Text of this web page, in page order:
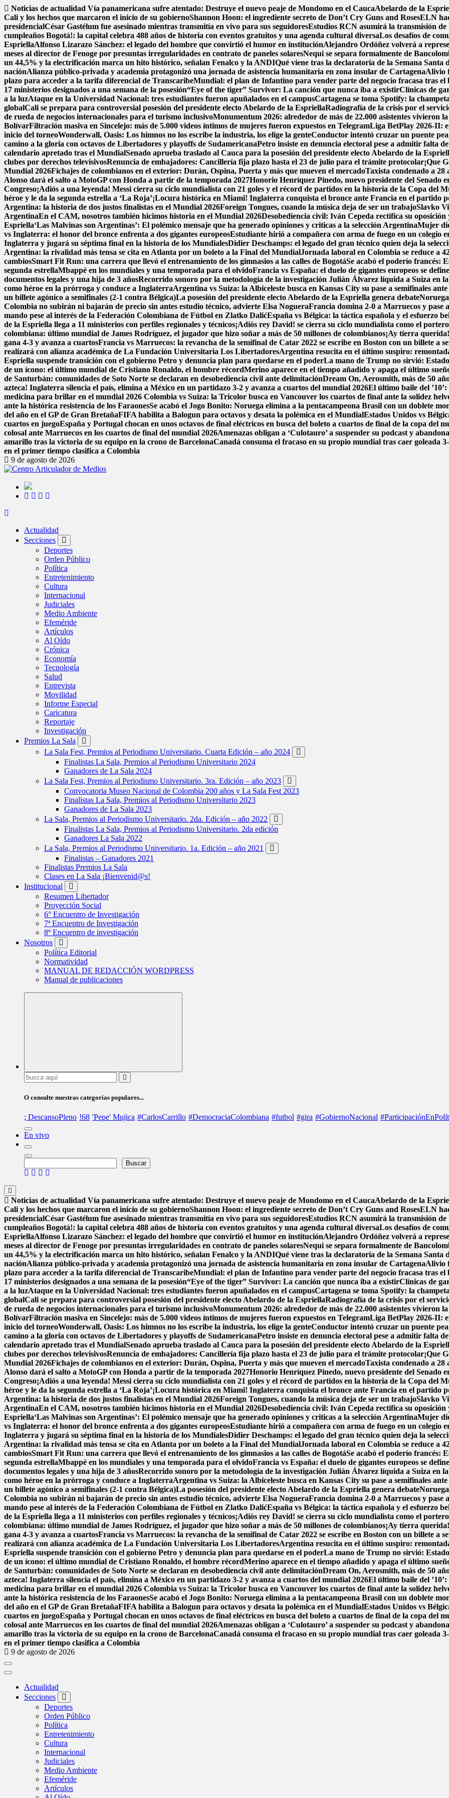
Saltar
al
contenido
Noticias de actualidad Vía panamericana sufre atentado: Destruye el nuevo peaje de Mondomo en el CaucaAbelardo de la
Cali y los hechos que marcaron el inicio de su gobiernoShannon Hoon: el ingrediente secreto de Don’t Cry Guns and RosesELN
presidencialCésar Gastélum fue asesinado mientras transmitía en vivo para sus seguidoresEstudios RCN asumirá la transmisión
cumpleaños Bogotá!: la capital celebra 488 años de historia con eventos gratuitos y una agenda cultural diversaLos desafíos de
EspriellaAlfonso Lizarazo Sánchez: el legado del hombre que convirtió el humor en instituciónAlejandro Ordóñez volverá a
meses al director de Fenoge por presuntas irregularidades en contrato de paneles solaresNequi se separa formalmente de
un 44,5% y la electrificación marca un hito histórico, señalan Fenalco y la ANDIQué viene tras la declaratoria de la Semana
naciónAlianza público-privada y academia protagonizó una jornada de asistencia humanitaria en zona insular de CartagenaAlivio
plazo para acceder a la tarifa diferencial de TranscaribeMundial: el plan de Infantino para vender parte del negocio fracasa tras el
17 ministerios designados a una semana de la posesión“Eye of the tiger” Survivor: La canción que nunca iba a existirClínicas de
a la luzAtaque en la Universidad Nacional: tres estudiantes fueron apuñalados en el campusCartagena se toma Spotify: la
globalCali se prepara para controversial posesión del presidente electo Abelardo de la EspriellaRadiografía de la crisis por el
de rueda de negocios internacionales para el turismo inclusivoMonumentum 2026: alrededor de más de 22.000 asistentes vivieron
BolívarFiltración masiva en Sincelejo: más de 5.000 videos íntimos de mujeres fueron expuestos en TelegramLiga BetPlay 2026-II:
inicio del torneoWonderwall, Oasis: Los himnos no los escribe la industria, los elige la genteConductor intentó cruzar un puente
camino a la gloria con octavos de Libertadores y playoffs de SudamericanaPetro insiste en denuncia electoral pese a admitir falta
calendario apretado tras el MundialSenado aprueba traslado al Cauca para la posesión del presidente electo Abelardo de la
clubes por derechos televisivosRenuncia de embajadores: Cancillería fija plazo hasta el 23 de julio para el trámite protocolar¡Que
Mundial 2026Fichajes de colombianos en el exterior: Durán, Ospina, Puerta y más que mueven el mercadoTaxista condenado a 28
Alonso dará el salto a MotoGP con Honda a partir de la temporada 2027Honorio Henríquez Pinedo, nuevo presidente del Senado
Congreso¡Adiós a una leyenda! Messi cierra su ciclo mundialista con 21 goles y el récord de partidos en la historia de la Copa del
héroe y le da la segunda estrella a ‘La Roja’¡Locura histórica en Miami! Inglaterra conquista el bronce ante Francia en el partido
Argentina: la historia de dos justos finalistas en el Mundial 2026Foreign Tongues, cuando la música deja de ser un trabajoSlavko
ArgentinaEn el CAM, nosotros también hicimos historia en el Mundial 2026Desobediencia civil: Iván Cepeda rectifica su
Espriella‘Las Malvinas son Argentinas’: El polémico mensaje que ha generado opiniones y criticas a la selección ArgentinaMujer
vs Inglaterra: el honor del bronce enfrenta a dos gigantes europeosEstudiante hirió a compañera con arma de fuego en un colegio
Inglaterra y jugará su séptima final en la historia de los MundialesDidier Deschamps: el legado del gran técnico quien deja la
Argentina: la rivalidad más tensa se cita en Atlanta por un boleto a la Final del MundialJornada laboral en Colombia se reduce a
cambiosSmart Fit Run: una carrera que llevó el entrenamiento de los gimnasios a las calles de BogotáSe acabó el poderío francés:
segunda estrellaMbappé en los mundiales y una temporada para el olvidoFrancia vs España: el duelo de gigantes europeos se
documentos legales y una hija de 3 añosRecorrido sonoro por la metodología de la investigación Julián Álvarez líquida a Suiza en
como héroe en la prórroga y conduce a InglaterraArgentina vs Suiza: la Albiceleste busca en Kansas City su pase a semifinales
un billete agónico a semifinales (2-1 contra Bélgica)La posesión del presidente electo Abelardo de la Espriella genera debate
Colombia no subirán ni bajarán de precio sin antes estudio técnico, advierte Elsa NogueraFrancia domina 2-0 a Marruecos y pase
mando pese al interés de la Federación Colombiana de Fútbol en Zlatko DalićEspaña vs Bélgica: la táctica española y el esfuerzo
de la Espriella llega a 11 ministerios con perfiles regionales y técnicos¡Adiós rey David! se cierra su ciclo mundialista como el
colombiana: último mundial de James Rodríguez, el jugador que hizo soñar a más de 50 millones de colombianos¡Ay tierra
gana 4-3 y avanza a cuartosFrancia vs Marruecos: la revancha de la semifinal de Catar 2022 se escribe en Boston con un billete a
realizará con alianza académica de La Fundación Universitaria Los LibertadoresArgentina resucita en el último suspiro:
Espriella suspende transición con el gobierno Petro y denuncia plan para quedarse en el poderLa mano de Trump no sirvió:
de un ícono: el último mundial de Cristiano Ronaldo, el hombre récordMerino aparece en el tiempo añadido y apaga el último
de Santurbán: comunidades de Soto Norte se declaran en desobediencia civil ante delimitaciónDream On, Aerosmith, más de 50
azteca! Inglaterra silencia el país, elimina a México en un partidazo 3-2 y avanza a cuartos del mundial 2026El último baile del
medicina para brillar en el mundial 2026 Colombia vs Suiza: la Tricolor busca en Vancouver los cuartos de final ante la solidez
ante la histórica resistencia de los FaraonesSe acabó el Jogo Bonito: Noruega elimina a la pentacampeona Brasil con un doblete
del año en el GP de Gran BretañaFIFA habilita a Balogun para octavos y desata la polémica en el MundialEstados Unidos vs
cuartos en juegoEspaña y Portugal chocan en unos octavos de final eléctricos en busca del boleto a cuartos de final de la copa del
colosal ante Marruecos en los cuartos de final del mundial 2026Amenazas obligan a ‘Culotauro’ a suspender su podcast y
amarillo tras la victoria de su equipo en la crono de BarcelonaCanadá consuma el fracaso en su propio mundial tras caer goleada
en el primer tiempo clasifica a Colombia
9 de agosto de 2026
Actualidad
Secciones
Deportes
Orden Público
Política
Entretenimiento
Cultura
Internacional
Judiciales
Medio Ambiente
Efeméride
Artículos
Al Oído
Crónica
Economía
Tecnología
Salud
Entrevista
Movilidad
Informe Especial
Caricatura
Reportaje
Investigación
Premios La Sala
La Sala Fest, Premios al Periodismo Universitario. Cuarta Edición – año 2024
Finalistas La Sala, Premios al Periodismo Universitario 2024
Ganadores de La Sala 2024
La Sala Fest, Premios al Periodismo Universitario. 3ra. Edición – año 2023
Convocatoria Museo Nacional de Colombia 200 años y La Sala Fest 2023
Finalistas La Sala, Premios al Periodismo Universitario 2023
Ganadores de La Sala 2023
La Sala, Premios al Periodismo Universitario. 2da. Edición – año 2022
Finalistas La Sala, Premios al Periodismo Universitario. 2da edición
Ganadores La Sala 2022
La Sala, Premios al Periodismo Universitario. 1a. Edición – año 2021
Finalistas – Ganadores 2021
Finalistas Premios La Sala
Clases en La Sala ¡Bienvenid@s!
Institucional
Resumen Libertador
Proyección Social
6° Encuentro de Investigación
7ª Encuentro de Investigación
8º Encuentro de investigación
Nosotros
Política Editorial
Normatividad
MANUAL DE REDACCIÓN WORDPRESS
Manual de publicaciones
Buscar:
O consulte nuestras categorías populares...
; DescansoPleno !68 'Pepe' Mujica #CarlosCarrillo #DemocraciaColombiana #futbol #gira #GobiernoNacional
En vivo
Buscar
Noticias de actualidad Vía panamericana sufre atentado: Destruye el nuevo peaje de Mondomo en el CaucaAbelardo de la
Cali y los hechos que marcaron el inicio de su gobiernoShannon Hoon: el ingrediente secreto de Don’t Cry Guns and RosesELN
presidencialCésar Gastélum fue asesinado mientras transmitía en vivo para sus seguidoresEstudios RCN asumirá la transmisión
cumpleaños Bogotá!: la capital celebra 488 años de historia con eventos gratuitos y una agenda cultural diversaLos desafíos de
EspriellaAlfonso Lizarazo Sánchez: el legado del hombre que convirtió el humor en instituciónAlejandro Ordóñez volverá a
meses al director de Fenoge por presuntas irregularidades en contrato de paneles solaresNequi se separa formalmente de
un 44,5% y la electrificación marca un hito histórico, señalan Fenalco y la ANDIQué viene tras la declaratoria de la Semana
naciónAlianza público-privada y academia protagonizó una jornada de asistencia humanitaria en zona insular de CartagenaAlivio
plazo para acceder a la tarifa diferencial de TranscaribeMundial: el plan de Infantino para vender parte del negocio fracasa tras el
17 ministerios designados a una semana de la posesión“Eye of the tiger” Survivor: La canción que nunca iba a existirClínicas de
a la luzAtaque en la Universidad Nacional: tres estudiantes fueron apuñalados en el campusCartagena se toma Spotify: la
globalCali se prepara para controversial posesión del presidente electo Abelardo de la EspriellaRadiografía de la crisis por el
de rueda de negocios internacionales para el turismo inclusivoMonumentum 2026: alrededor de más de 22.000 asistentes vivieron
BolívarFiltración masiva en Sincelejo: más de 5.000 videos íntimos de mujeres fueron expuestos en TelegramLiga BetPlay 2026-II:
inicio del torneoWonderwall, Oasis: Los himnos no los escribe la industria, los elige la genteConductor intentó cruzar un puente
camino a la gloria con octavos de Libertadores y playoffs de SudamericanaPetro insiste en denuncia electoral pese a admitir falta
calendario apretado tras el MundialSenado aprueba traslado al Cauca para la posesión del presidente electo Abelardo de la
clubes por derechos televisivosRenuncia de embajadores: Cancillería fija plazo hasta el 23 de julio para el trámite protocolar¡Que
Mundial 2026Fichajes de colombianos en el exterior: Durán, Ospina, Puerta y más que mueven el mercadoTaxista condenado a 28
Alonso dará el salto a MotoGP con Honda a partir de la temporada 2027Honorio Henríquez Pinedo, nuevo presidente del Senado
Congreso¡Adiós a una leyenda! Messi cierra su ciclo mundialista con 21 goles y el récord de partidos en la historia de la Copa del
héroe y le da la segunda estrella a ‘La Roja’¡Locura histórica en Miami! Inglaterra conquista el bronce ante Francia en el partido
Argentina: la historia de dos justos finalistas en el Mundial 2026Foreign Tongues, cuando la música deja de ser un trabajoSlavko
ArgentinaEn el CAM, nosotros también hicimos historia en el Mundial 2026Desobediencia civil: Iván Cepeda rectifica su
Espriella‘Las Malvinas son Argentinas’: El polémico mensaje que ha generado opiniones y criticas a la selección ArgentinaMujer
vs Inglaterra: el honor del bronce enfrenta a dos gigantes europeosEstudiante hirió a compañera con arma de fuego en un colegio
Inglaterra y jugará su séptima final en la historia de los MundialesDidier Deschamps: el legado del gran técnico quien deja la
Argentina: la rivalidad más tensa se cita en Atlanta por un boleto a la Final del MundialJornada laboral en Colombia se reduce a
cambiosSmart Fit Run: una carrera que llevó el entrenamiento de los gimnasios a las calles de BogotáSe acabó el poderío francés:
segunda estrellaMbappé en los mundiales y una temporada para el olvidoFrancia vs España: el duelo de gigantes europeos se
documentos legales y una hija de 3 añosRecorrido sonoro por la metodología de la investigación Julián Álvarez líquida a Suiza en
como héroe en la prórroga y conduce a InglaterraArgentina vs Suiza: la Albiceleste busca en Kansas City su pase a semifinales
un billete agónico a semifinales (2-1 contra Bélgica)La posesión del presidente electo Abelardo de la Espriella genera debate
Colombia no subirán ni bajarán de precio sin antes estudio técnico, advierte Elsa NogueraFrancia domina 2-0 a Marruecos y pase
mando pese al interés de la Federación Colombiana de Fútbol en Zlatko DalićEspaña vs Bélgica: la táctica española y el esfuerzo
de la Espriella llega a 11 ministerios con perfiles regionales y técnicos¡Adiós rey David! se cierra su ciclo mundialista como el
colombiana: último mundial de James Rodríguez, el jugador que hizo soñar a más de 50 millones de colombianos¡Ay tierra
gana 4-3 y avanza a cuartosFrancia vs Marruecos: la revancha de la semifinal de Catar 2022 se escribe en Boston con un billete a
realizará con alianza académica de La Fundación Universitaria Los LibertadoresArgentina resucita en el último suspiro:
Espriella suspende transición con el gobierno Petro y denuncia plan para quedarse en el poderLa mano de Trump no sirvió:
de un ícono: el último mundial de Cristiano Ronaldo, el hombre récordMerino aparece en el tiempo añadido y apaga el último
de Santurbán: comunidades de Soto Norte se declaran en desobediencia civil ante delimitaciónDream On, Aerosmith, más de 50
azteca! Inglaterra silencia el país, elimina a México en un partidazo 3-2 y avanza a cuartos del mundial 2026El último baile del
medicina para brillar en el mundial 2026 Colombia vs Suiza: la Tricolor busca en Vancouver los cuartos de final ante la solidez
ante la histórica resistencia de los FaraonesSe acabó el Jogo Bonito: Noruega elimina a la pentacampeona Brasil con un doblete
del año en el GP de Gran BretañaFIFA habilita a Balogun para octavos y desata la polémica en el MundialEstados Unidos vs
cuartos en juegoEspaña y Portugal chocan en unos octavos de final eléctricos en busca del boleto a cuartos de final de la copa del
colosal ante Marruecos en los cuartos de final del mundial 2026Amenazas obligan a ‘Culotauro’ a suspender su podcast y
amarillo tras la victoria de su equipo en la crono de BarcelonaCanadá consuma el fracaso en su propio mundial tras caer goleada
en el primer tiempo clasifica a Colombia
9 de agosto de 2026
Actualidad
Secciones
Deportes
Orden Público
Política
Entretenimiento
Cultura
Internacional
Judiciales
Medio Ambiente
Efeméride
Artículos